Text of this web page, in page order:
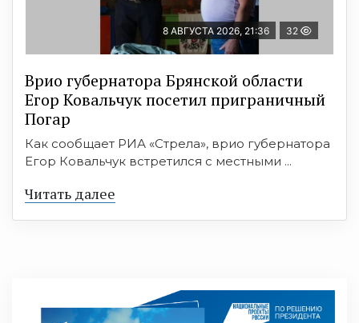
8 АВГУСТА 2026, 21:36 32
Врио губернатора Брянской области
Егор Ковальчук посетил приграничный
Погар
Как сообщает РИА «Стрела», врио губернатора
Егор Ковальчук встретился с местными ...
Читать далее